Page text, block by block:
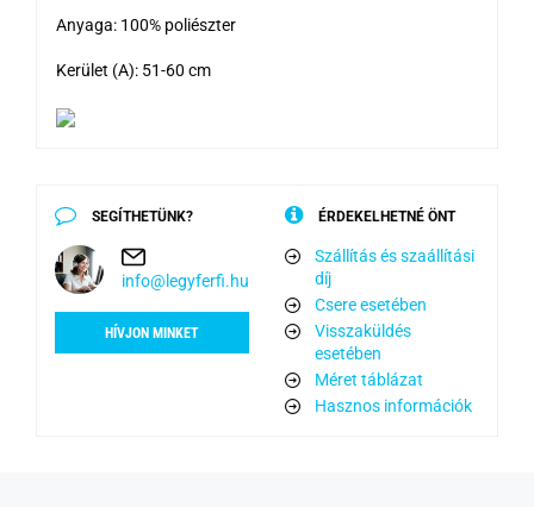
Anyaga: 100% poliészter
Kerület (A): 51-60 cm
SEGÍTHETÜNK?
info@legyferfi.hu
HÍVJON MINKET
ÉRDEKELHETNÉ ÖNT
Szállítás és szaállítási
díj
Csere esetében
Visszaküldés
esetében
Méret táblázat
Hasznos információk